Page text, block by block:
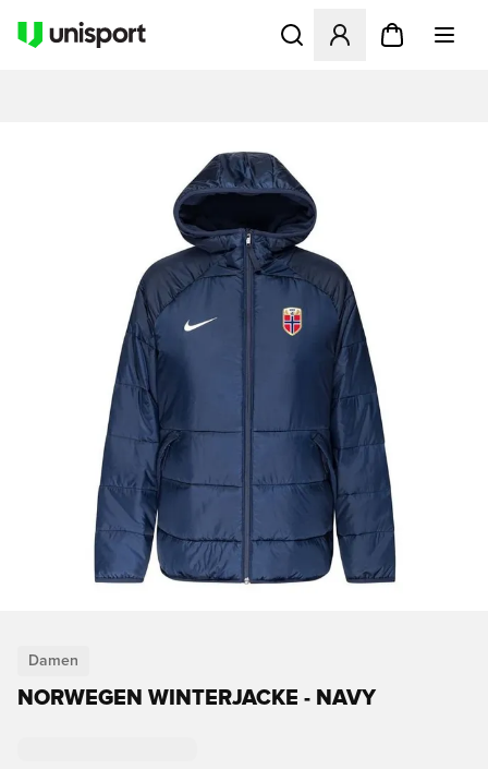
Öffnet ein Fenster zum
Damen
NORWEGEN WINTERJACKE - NAVY